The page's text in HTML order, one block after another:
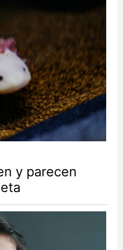
y parecen